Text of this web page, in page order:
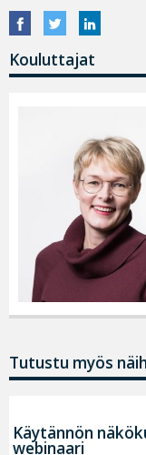
Kouluttajat
Tutustu myös
Käytännön
webinaari